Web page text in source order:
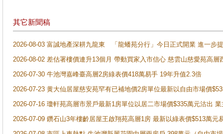
其它新聞稿
2026-08-03 富誠地產深耕九龍東 「龍蟠苑分行」今日正式開業 進一步
2026-08-02 差估署樓價連升13個月 帶動買家入市信心 慈雲山慈愛苑高層
2026-07-30 牛池灣嘉峰臺高層2房綠表價418萬易手 19年升值2.3倍
2026-07-23 黄大仙居屋慈安苑罕有已補地價2房單位最新以自由市場價
2026-07-16 瓊軒苑高層市景戶最新1房單位以居二市場價$335萬元沽出
2026-07-09 鑽石山3年樓齡居屋王啟翔苑高層1房 最新以綠表價$513萬元